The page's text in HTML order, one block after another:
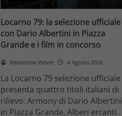
Locarno 79: la selezione ufficiale
con Dario Albertini in Piazza
Grande e i film in concorso
Redazione Velvet 4 Agosto 2026
La Locarno 79 selezione ufficiale
presenta quattro titoli italiani di
rilievo: Armony di Dario Albertini
in Piazza Grande, Alberi erranti